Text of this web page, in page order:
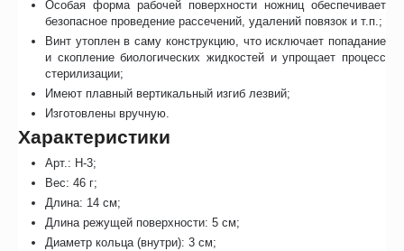
Особая форма рабочей поверхности ножниц обеспечивает
безопасное проведение рассечений, удалений повязок и т.п.;
Винт утоплен в саму конструкцию, что исключает попадание
и скопление биологических жидкостей и упрощает процесс
стерилизации;
Имеют плавный вертикальный изгиб лезвий;
Изготовлены вручную.
Характеристики
Арт.: Н-3;
Вес: 46 г;
Длина: 14 см;
Длина режущей поверхности: 5 см;
Диаметр кольца (внутри): 3 см;